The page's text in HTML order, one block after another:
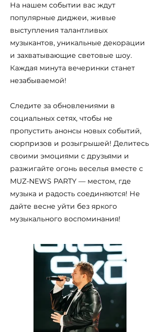
На нашем событии вас ждут
популярные диджеи, живые
выступления талантливых
музыкантов, уникальные декорации
и захватывающие световые шоу.
Каждая минута вечеринки станет
незабываемой!
Следите за обновлениями в
социальных сетях, чтобы не
пропустить анонсы новых событий,
сюрпризов и розыгрышей! Делитесь
своими эмоциями с друзьями и
разжигайте огонь веселья вместе с
MUZ-NEWS PARTY — местом, где
музыка и радость соединяются! Не
дайте весне уйти без яркого
музыкального воспоминания!